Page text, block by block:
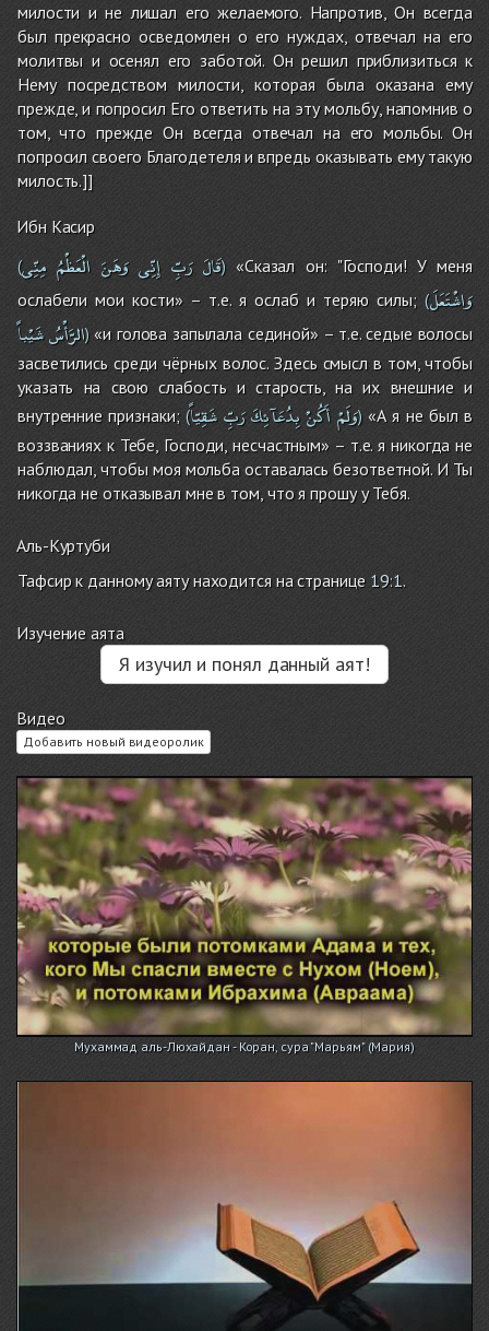
милости и не лишал его желаемого. Напротив, Он всегда
был прекрасно осведомлен о его нуждах, отвечал на его
молитвы и осенял его заботой. Он решил приблизиться к
Нему посредством милости, которая была оказана ему
прежде, и попросил Его ответить на эту мольбу, напомнив о
том, что прежде Он всегда отвечал на его мольбы. Он
попросил своего Благодетеля и впредь оказывать ему такую
милость.]]
Ибн Касир
( قَالَ رَبِّ إِنِّى وَهَنَ الْعَظْمُ مِنِّى )«Сказал он: "Господи! У меня
ослабели мои кости» – т.е. я ослаб и теряю силы;(وَاشْتَعَلَ
الرَّأْسُشَيْباً )«и голова запылала сединой» – т.е. седые волосы
засветились среди чёрных волос. Здесь смысл в том, чтобы
указать на свою слабость и старость, на их внешние и
внутренние признаки;( وَلَمْأَكُنْبِدُعَآئِكَرَبِّشَقِيّاً )«А я не был в
воззваниях к Тебе, Господи, несчастным» – т.е. я никогда не
наблюдал, чтобы моя мольба оставалась безответной. И Ты
никогда не отказывал мне в том, что я прошу у Тебя.
Аль-Куртуби
Тафсир к данному аяту находится на странице 19:1.
Изучение аята
Я изучил и понял данный аят!
Видео
Добавить новый видеоролик
Мухаммад аль-Люхайдан - Коран, сура "Марьям" (Мария)